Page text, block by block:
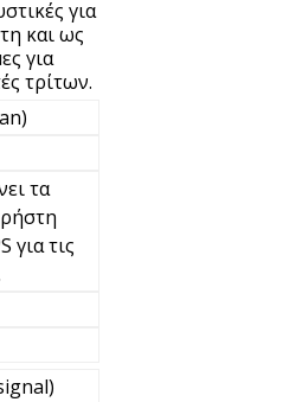
για
και ως
για
τρίτων.
τα
για τις